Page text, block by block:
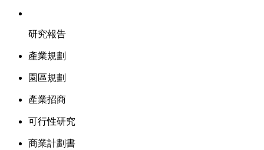
研究報告
產業規劃
園區規劃
產業招商
可行性研究
商業計劃書